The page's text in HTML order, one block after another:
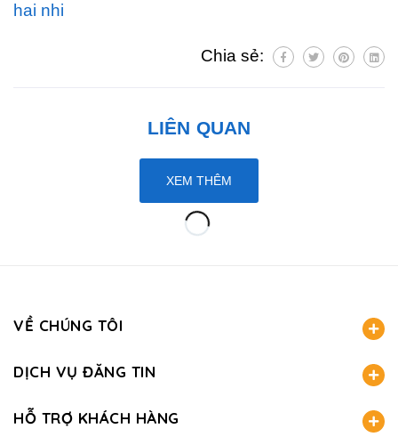
hai nhi
Chia sẻ:
LIÊN QUAN
XEM THÊM
VỀ CHÚNG TÔI
DỊCH VỤ ĐĂNG TIN
HỖ TRỢ KHÁCH HÀNG